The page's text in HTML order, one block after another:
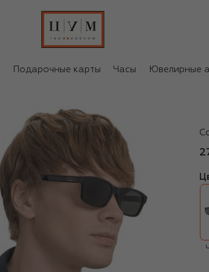
Подарочные карты Часы Ювелирные